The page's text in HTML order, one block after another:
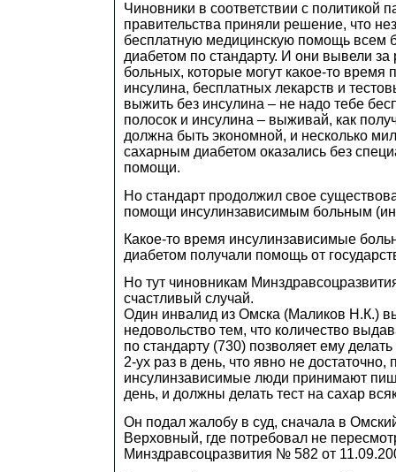
Чиновники в соответствии с политикой
правительства приняли решение, что
бесплатную медицинскую помощь всем
диабетом по стандарту. И они вывели за
больных, которые могут какое-то время
инсулина, бесплатных лекарств и
выжить без инсулина – не надо тебе
полосок и инсулина – выживай, как
должна быть экономной, и несколько
сахарным диабетом оказались без
помощи.
Но стандарт продолжил свое
помощи инсулинзависимым больным
Какое-то время инсулинзависимые
диабетом получали помощь от
Но тут чиновникам
счастливый случай.
Один инвалид из Омска (Маликов Н.К.)
недовольство тем, что количество
по стандарту (730) позволяет ему
2-ух раз в день, что явно не достаточно,
инсулинзависимые люди принимают
день, и должны делать тест на сахар
Он подал жалобу в суд, сначала в
Верховный, где потребовал не
Минздравсоцразвития № 582 от